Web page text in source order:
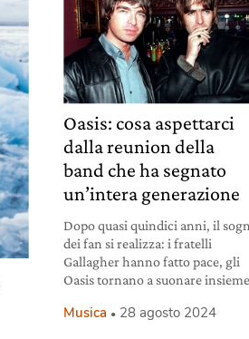
Oasis: cosa aspettarci
dalla reunion della
band che ha segnato
un’intera generazione
Dopo quasi quindici anni, il
dei fan si realizza: i fratelli
Gallagher hanno fatto pace, gli
Oasis tornano a suonare
Musica 28 agosto 2024